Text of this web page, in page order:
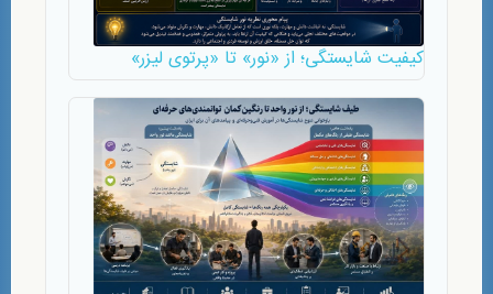
کیفیت شایستگی؛ از «نور» تا «پرتوی لیزر»